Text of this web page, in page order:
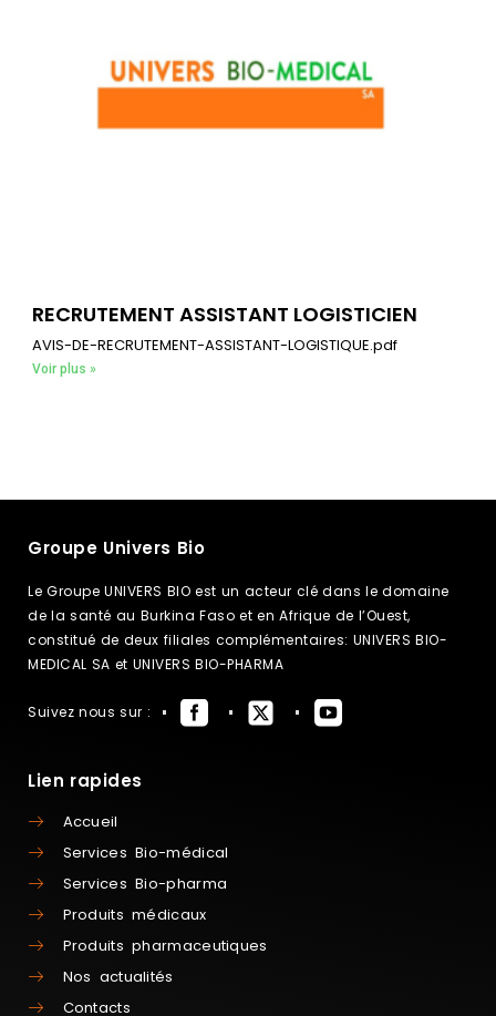
RECRUTEMENT ASSISTANT LOGISTICIEN
AVIS-DE-RECRUTEMENT-ASSISTANT-LOGISTIQUE.pdf
Voir plus »
Groupe Univers Bio
Le Groupe UNIVERS BIO est un acteur clé dans le domaine
de la santé au Burkina Faso et en Afrique de l’Ouest,
constitué de deux filiales complémentaires: UNIVERS BIO-
MEDICAL SA et UNIVERS BIO-PHARMA
Suivez nous sur :
Lien rapides
Accueil
Services Bio-médical
Services Bio-pharma
Produits médicaux
Produits pharmaceutiques
Nos actualités
Contacts